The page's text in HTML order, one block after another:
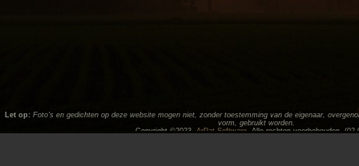
Let op: Foto's en gedichten op deze website mogen niet, zonder toestemming van de eigenaar,
vorm, gebruikt worden.
Copyright ©2023,
ArPat Software. Alle rechten voorbehouden.